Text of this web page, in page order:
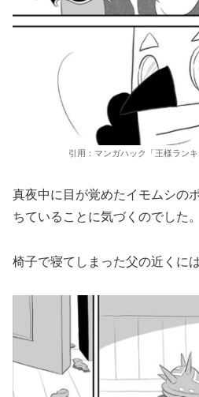
引用：マンガハック「王様ラン
真夜中に目が覚めたイモムシの
ちていることに気づくのでした。
椅子で寝てしまった父の近くに